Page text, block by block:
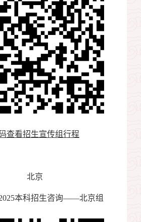
查看招生宣传组行程
北京
本科招生咨询——北京组